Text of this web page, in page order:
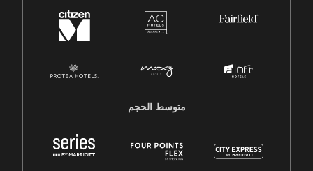
متوسط ​​الحجم